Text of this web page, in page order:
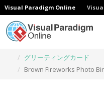
Visual Paradigm Online
グリーティングカード
Brown Fireworks Photo